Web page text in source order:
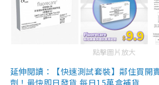
點擊圖片放大
延伸閱讀：【快速測試套裝】鄰住買開
劑！最快即日發貨 每日15萬盒補貨